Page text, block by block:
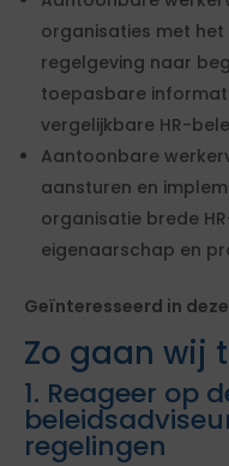
organisaties met
regelgeving naar
toepasbare
vergelijkbare HR-
Aantoonbare
aansturen en
organisatie brede
eigenaarschap en
Geïnteresseerd in
Zo gaan wij
1. Reageer op
regelingen